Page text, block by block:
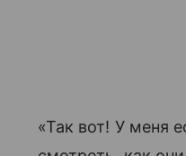
«Так вот! У меня